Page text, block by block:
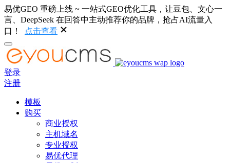
易优GEO 重磅上线 ~ 一站式GEO优化工具，让豆包、文心一
言、DeepSeek 在回答中主动推荐你的品牌，抢占AI流量入
口！
点击查看
登录
注册
模板
购买
商业授权
主机域名
专业授权
易优代理